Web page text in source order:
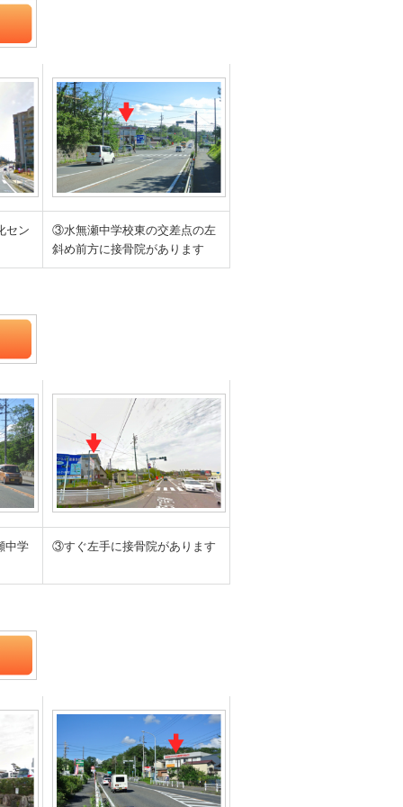
セン
③水無瀬中学校東の交差点の左
斜め前方に接骨院があります
中学
③すぐ左手に接骨院があります